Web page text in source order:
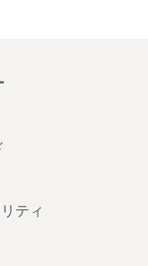
ティ